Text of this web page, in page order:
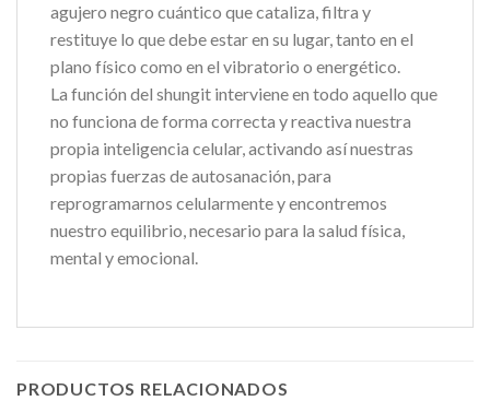
agujero negro cuántico que cataliza, filtra y
restituye lo que debe estar en su lugar, tanto en el
plano físico como en el vibratorio o energético.
La función del shungit interviene en todo aquello que
no funciona de forma correcta y reactiva nuestra
propia inteligencia celular, activando así nuestras
propias fuerzas de autosanación, para
reprogramarnos celularmente y encontremos
nuestro equilibrio, necesario para la salud física,
mental y emocional.
PRODUCTOS RELACIONADOS